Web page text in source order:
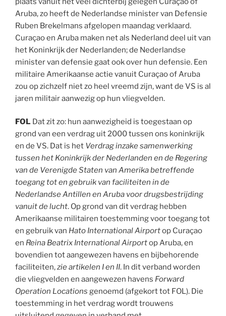
Aruba, zo heeft de Nederlandse minister van Defensie
Ruben Brekelmans afgelopen maandag verklaard.
Curaçao en Aruba maken net als Nederland deel uit van
het Koninkrijk der Nederlanden; de Nederlandse
minister van defensie gaat ook over hun defensie. Een
militaire Amerikaanse actie vanuit Curaçao of Aruba
zou op zichzelf niet zo heel vreemd zijn, want de VS is al
jaren militair aanwezig op hun vliegvelden.
FOL Dat zit zo: hun aanwezigheid is toegestaan op
grond van een verdrag uit 2000 tussen ons koninkrijk
en de VS. Dat is het Verdrag inzake samenwerking
tussen het Koninkrijk der Nederlanden en de Regering
van de Verenigde Staten van Amerika betreffende
toegang tot en gebruik van faciliteiten in de
Nederlandse Antillen en Aruba voor drugsbestrijding
vanuit de lucht. Op grond van dit verdrag hebben
Amerikaanse militairen toestemming voor toegang tot
en gebruik van Hato International Airportop Curaçao
en Reina Beatrix International Airportop Aruba, en
bovendien tot aangewezen havens en bijbehorende
faciliteiten,zie artikelen I en II. In dit verband worden
die vliegvelden en aangewezen havens Forward
Operation Locations genoemd (afgekort tot FOL). Die
toestemming in het verdrag wordt trouwens